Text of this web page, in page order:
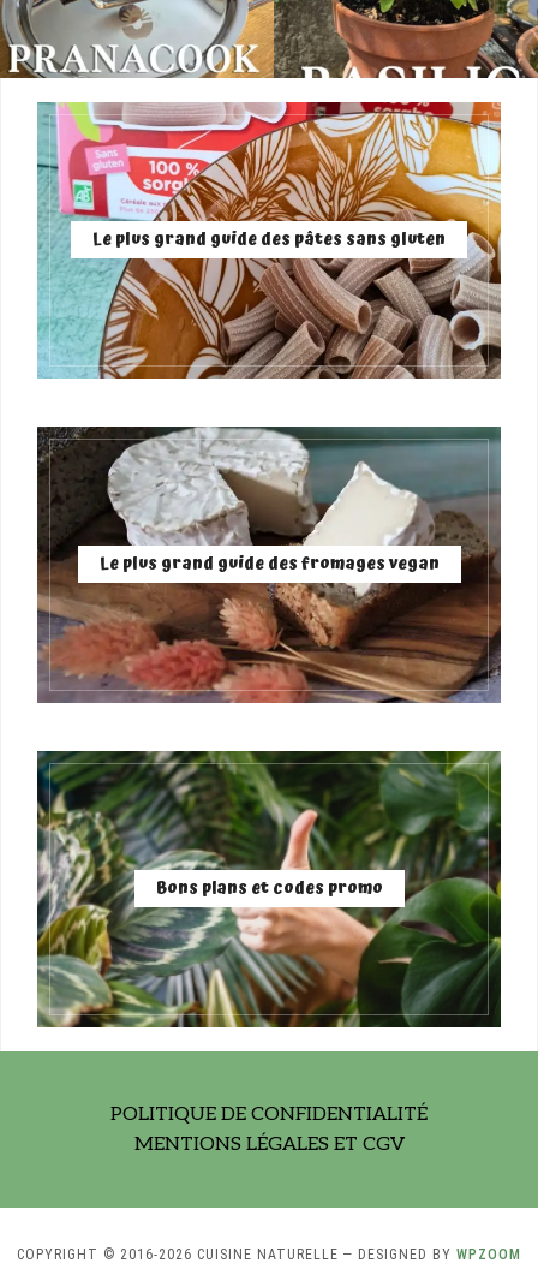
Le plus grand guide des pâtes sans gluten
Le plus grand guide des fromages vegan
Bons plans et codes promo
POLITIQUE DE CONFIDENTIALITÉ
MENTIONS LÉGALES ET CGV
COPYRIGHT © 2016-2026 CUISINE NATURELLE — DESIGNED BY WPZOOM